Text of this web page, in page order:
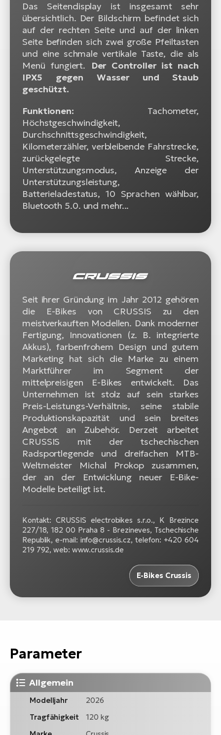
Das Seitendisplay ist insgesamt sehr
übersichtlich. Der Bildschirm befindet sich
auf der rechten Seite und auf der linken
Seite befinden sich zwei große Pfeiltasten
und eine schmale vertikale Taste, die als
Menü fungiert.
Der Controller ist nach
IPX5 gegen Wasser und Staub
geschützt.
Funktionen: Tachometer,
Höchstgeschwindigkeit,
Durchschnittsgeschwindigkeit,
Kilometerzähler, verbleibende Fahrstrecke,
zurückgelegte Strecke,
Unterstützungsmodus, Anzeige der
Unterstützungsleistung,
Batterieladestatus, 10 Sprachen wählbar,
Bluetooth 5.0. und mehr...
Seit ihrer Gründung im Jahr 2012 gehören
die E-Bikes von CRUSSIS zu den
meistverkauften Modellen. Dank moderner
Fertigung, Innovationen (z. B. integrierte
Akkus), farbenfrohem Design und gutem
Marketing hat sich die Marke zu einem
Marktführer im Segment der
mittelpreisigen E-Bikes entwickelt. Das
Unternehmen ist stolz auf sein starkes
Preis-Leistungs-Verhältnis, seine stabile
Produktionskapazität und sein breites
Angebot an Zubehör. Derzeit arbeitet
CRUSSIS mit der tschechischen
Radsportlegende und dreifachen MTB-
Weltmeister Michal Prokop zusammen,
der an der Entwicklung neuer E-Bike-
Modelle beteiligt ist.
Kontakt: CRUSSIS electrobikes s.r.o., K Brezince
227/18, 182 00 Praha 8 - Brezineves, Tschechische
Republik, e-mail: info@crussis.cz, telefon: +420 604
219 792, web: www.crussis.de
E-Bikes Crussis
Parameter
Allgemein
Modelljahr
2026
Tragfähigkeit
120 kg